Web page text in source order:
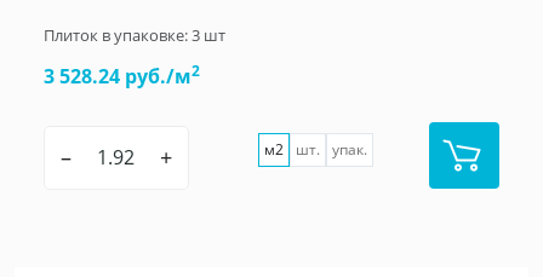
Плиток в упаковке:3 шт
3 528.24 руб./м2
– + м2 шт. упак.